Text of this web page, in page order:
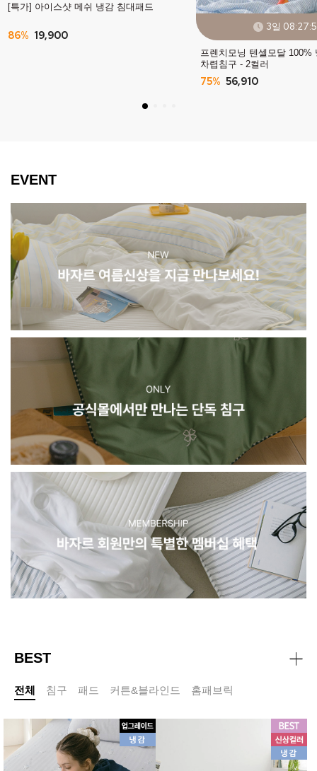
[특가] 아이스샷 메쉬 냉감 침대패드
86% 19,900
3일
프렌치모닝 텐셀모달 100%
차렵침구 - 2컬러
75% 56,910
EVENT
BEST
전체 침구 패드 커튼&블라인드 홈패브릭